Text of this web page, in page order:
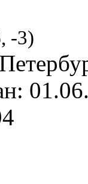
, -3)